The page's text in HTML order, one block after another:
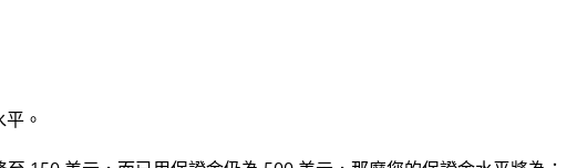
。